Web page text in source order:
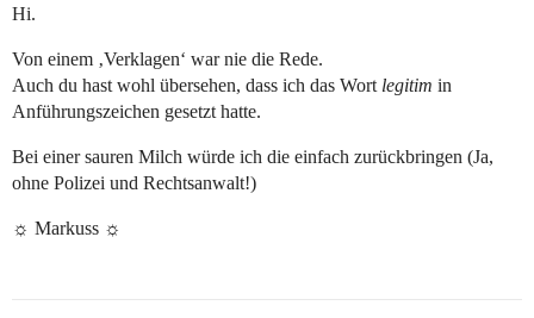
Hi.
Von einem ‚Verklagen‘ war nie die Rede.
Auch du hast wohl übersehen, dass ich das Wort legitim in
Anführungszeichen gesetzt hatte.
Bei einer sauren Milch würde ich die einfach zurückbringen (Ja,
ohne Polizei und Rechtsanwalt!)
☼ Markuss ☼